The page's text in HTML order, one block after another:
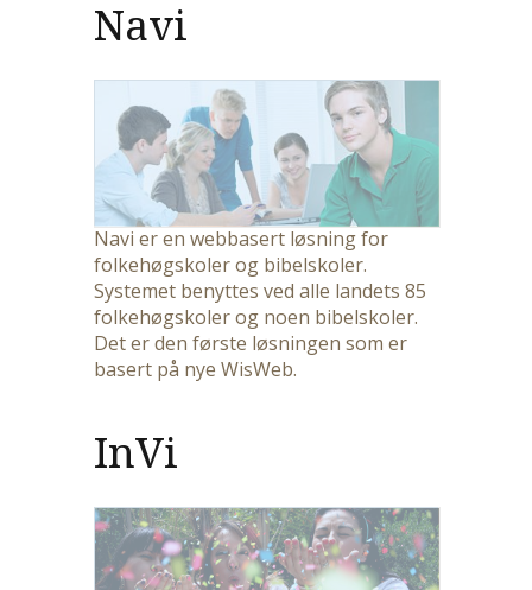
Navi
Navi er en webbasert løsning for
folkehøgskoler og bibelskoler.
Systemet benyttes ved alle landets 85
folkehøgskoler og noen bibelskoler.
Det er den første løsningen som er
basert på nye WisWeb.
InVi